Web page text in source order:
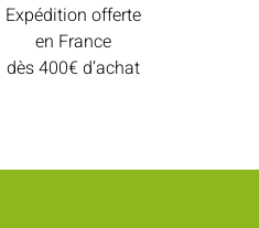
Expédition offerte
en France
dès 400€ d’achat